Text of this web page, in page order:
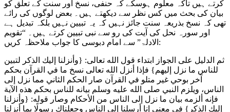
کرتے ہیں تاکہ معلوم ہوسکے کہ حنفی، نسخ اور سنت کے تعلق کو
بیان کی بحث میں کس نظر سے دیکھتے ہیں۔ بعض لوگوں کی رائے
تھی کہ نسخ بذریعہ سنت جائز نہیں کہ یہ تبیین نہیں بلکہ تبدیل ہے
اور سورہ نحل کی آیت کی رو سے نبی تبیین کرتے ہیں۔ “تقویم
الادلۃ” سے امام دبوسی کا جواب ملاحظہ کریں:
ثم الدليل على الجواز ابتداء قول الله تعالى: {وأنزلنا إليك الذكر ‌لتبين
‌للناس ما نزل إليهم} فإذا أنزل الله تعالى نسخ ما في القرآن بحكم
آخر بوحي غير متلو في القرآن صار الحكم الثاني مما نزل إلى
الناس، ويلزم النبي صلى الله عليه وسلم بيانه للناس بحكم هذه الآية
فإنه ألزمه بيان ما نزل إلى الناس من الأحكام وصار قوله: {وأنزلنا
إليك الذكر} في معنى إنا أرسلنا إلى الناس وجعلناك رسولًا بما أنزلنا